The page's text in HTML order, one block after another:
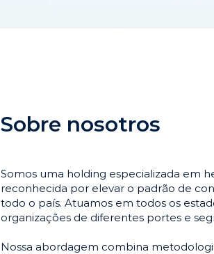
Sobre nosotros
Somos uma holding especializada em
reconhecida por elevar o padrão de
todo o país. Atuamos em todos os
organizações de diferentes portes e
Nossa abordagem combina